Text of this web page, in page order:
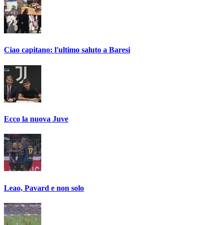
Ciao capitano: l'ultimo saluto a Baresi
Ecco la nuova Juve
Leao, Pavard e non solo